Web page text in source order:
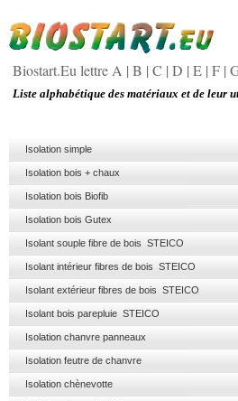
Isolation simple
Isolation bois + chaux
Isolation bois Biofib
Isolation bois Gutex
Isolant souple fibre de bois STEICO
Isolant intérieur fibres de bois STEICO
Isolant extérieur fibres de bois STEICO
Isolant bois parepluie STEICO
Isolation chanvre panneaux
Isolation feutre de chanvre
Isolation chènevotte
Liste alphabétique des matériaux et de leur
Biostart.Eu lettre A | B | C | D | E | F |